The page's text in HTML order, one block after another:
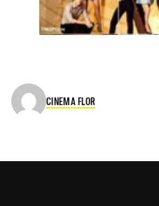
CINEMA FLOR